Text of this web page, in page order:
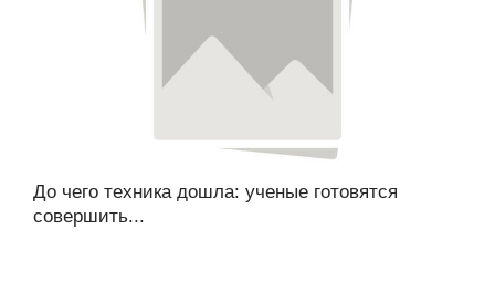
До чего техника дошла: ученые готовятся
совершить...